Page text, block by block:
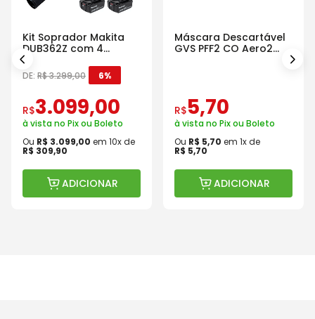
Kit Soprador Makita
DUB362Z com 4
Baterias Carregador e
Maleta
DE: R$3.299,00 6%
R$3.099,00
à vista no Pix ou Boleto
Ou R$ 3.099,00 em 10x de
R$ 309,90
ADICIONAR
Máscara Descartável
GVS PFF2 CO Aero2
R$5,70
à vista no Pix ou Boleto
Ou R$ 5,70 em 1x de
R$ 5,70
ADICIONAR